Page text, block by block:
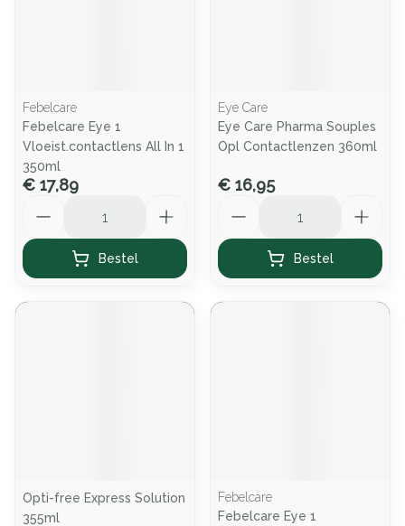
Febelcare
Febelcare Eye 1
Vloeist.contactlens All In 1
350ml
€ 17,89
Bestel
Eye Care
Eye Care Pharma Souples
Opl Contactlenzen 360ml
€ 16,95
Bestel
Opti-free Express Solution
355ml
Febelcare
Febelcare Eye 1